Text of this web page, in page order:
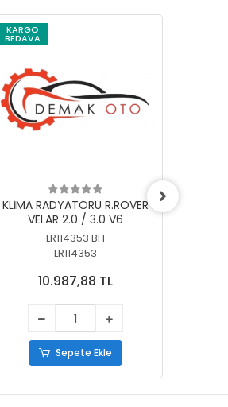
KARGO
BEDAVA
KLİMA RADYATÖRÜ R.ROVER
VELAR 2.0 / 3.0 V6
LR114353 BH
LR114353
10.987,88 TL
Sepete Ekle